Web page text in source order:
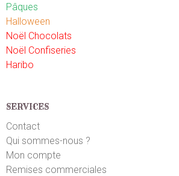
Pâques
Halloween
Noël Chocolats
Noël Confiseries
Haribo
SERVICES
Contact
Qui sommes-nous ?
Mon compte
Remises commerciales